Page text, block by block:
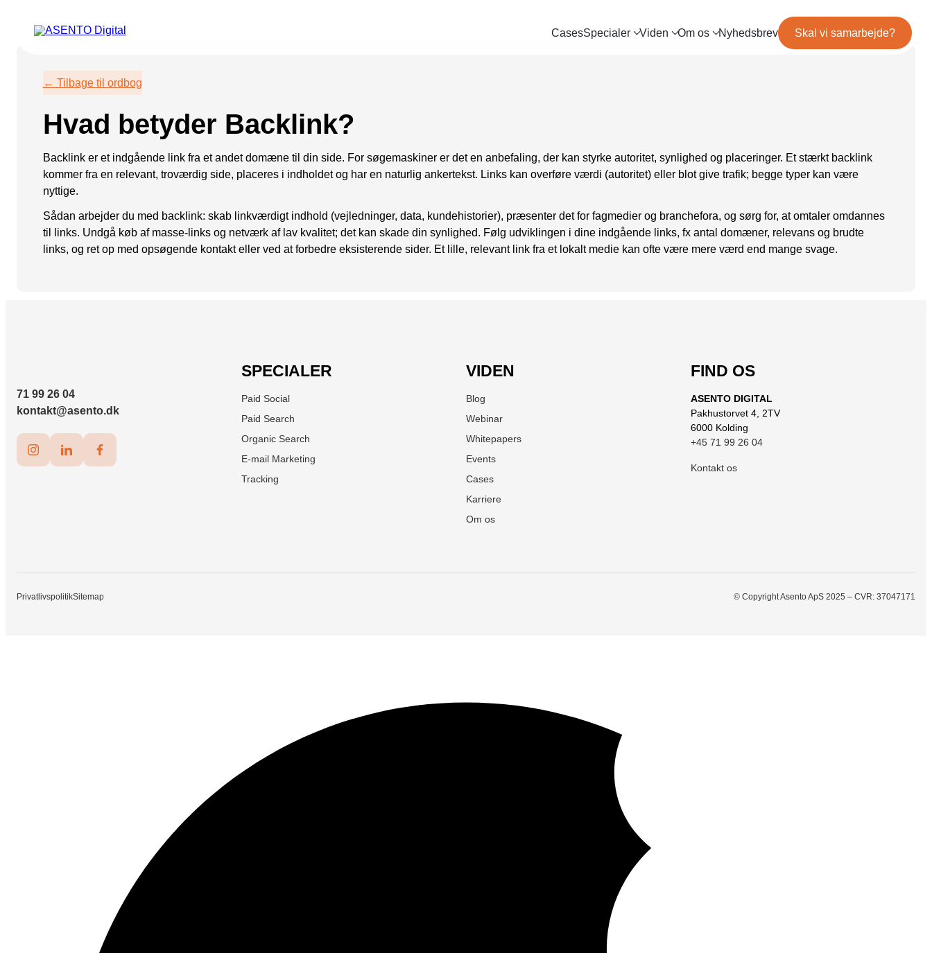
CasesSpecialer
ORGANIC SEARCH
GEO
Programmatic SEO
FÅ KORTLAGT DIN AI SYNLIGHED
Snapchat annoncering
LinkedIn annoncering
Pinterest annoncering
YouTube annoncering
Google shopping
E-mail automation
Viden
Whitepapers
Om os Nyhedsbrev Skal vi samarbejde?
← Tilbage til ordbog
Hvad betyder Backlink?
Backlink er et indgående link fra et andet domæne til din side. For søgemaskiner er det en anbefaling, der kan styrke autoritet, synlighed og placeringer. Et stærkt backlink
kommer fra en relevant, troværdig side, placeres i indholdet og har en naturlig ankertekst. Links kan overføre værdi (autoritet) eller blot give trafik; begge typer kan være
nyttige.
Sådan arbejder du med backlink: skab linkværdigt indhold (vejledninger, data, kundehistorier), præsenter det for fagmedier og branchefora, og sørg for, at omtaler omdannes
til links. Undgå køb af masse‑links og netværk af lav kvalitet; det kan skade din synlighed. Følg udviklingen i dine indgående links, fx antal domæner, relevans og brudte
links, og ret op med opsøgende kontakt eller ved at forbedre eksisterende sider. Et lille, relevant link fra et lokalt medie kan ofte være mere værd end mange svage.
71 99 26 04
kontakt@asento.dk
SPECIALER
Paid Social
Paid Search
Organic Search
E-mail Marketing
Tracking
VIDEN
Blog
Webinar
Whitepapers
Events
Cases
Karriere
Om os
FIND OS
ASENTO DIGITAL
Pakhustorvet 4, 2TV
6000 Kolding
+45 71 99 26 04
Kontakt os
PrivatlivspolitikSitemap © Copyright Asento ApS 2025 – CVR: 37047171